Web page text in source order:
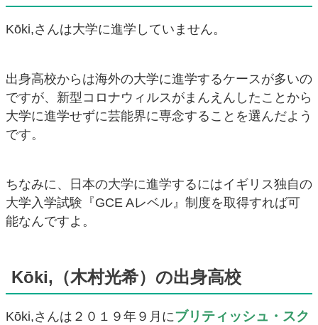
Kōki,さんは大学に進学していません。
出身高校からは海外の大学に進学するケースが多いの
ですが、新型コロナウィルスがまんえんしたことから
大学に進学せずに芸能界に専念することを選んだよう
です。
ちなみに、日本の大学に進学するにはイギリス独自の
大学入学試験『GCE Aレベル』制度を取得すれば可
能なんですよ。
Kōki,（木村光希）の出身高校
Kōki,さんは２０１９年９月にブリティッシュ・スク